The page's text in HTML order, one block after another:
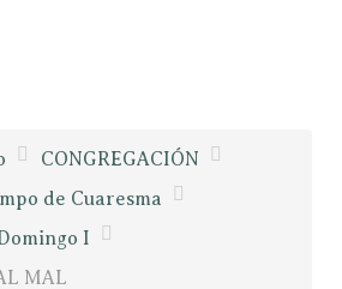
CONGREGACIÓN
de Cuaresma
I
MAL